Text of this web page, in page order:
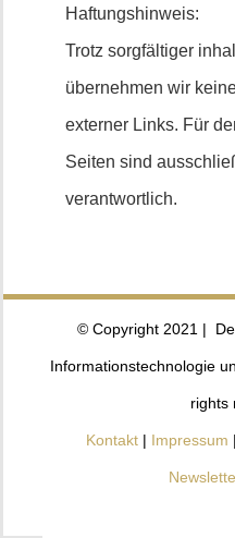
Haftungshinweis:
Trotz sorgfältiger
übernehmen wir
externer Links. Für
Seiten sind
verantwortlich.
© Copyright 2021 |
Informationstechnologie
rights
Kontakt | Impressum |